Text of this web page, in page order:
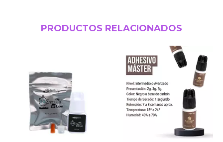
PRODUCTOS RELACIONADOS